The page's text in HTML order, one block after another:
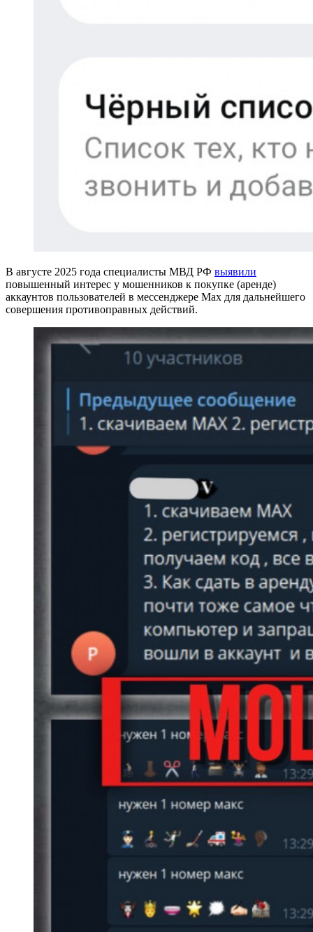
В августе 2025 года специалисты МВД РФ выявили
повышенный интерес у мошенников к покупке (аренде)
аккаунтов пользователей в мессенджере Max для дальнейшего
совершения противоправных действий.